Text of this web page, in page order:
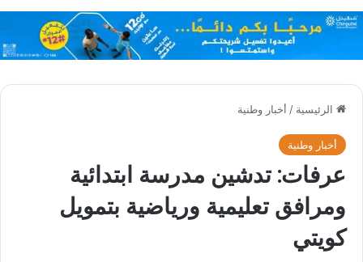
الرئيسية / أخبار وطنية
أخبار وطنية
عرفات: تدشين مدرسة ابتدائية
ومرافق تعليمية ورياضية بتمويل
كويتي